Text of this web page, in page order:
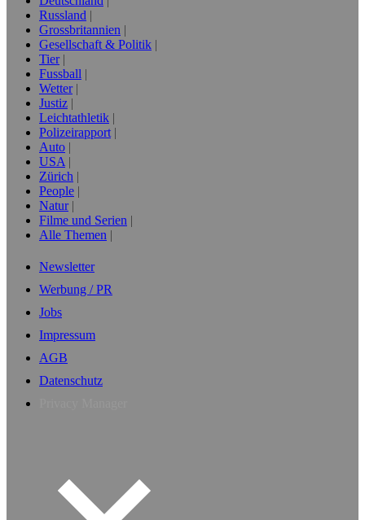
Russland
Grossbritannien
Gesellschaft & Politik
Tier
Fussball
Wetter
Justiz
Leichtathletik
Polizeirapport
Auto
USA
Zürich
People
Natur
Filme und Serien
Alle Themen
Newsletter
Werbung / PR
Jobs
Impressum
AGB
Datenschutz